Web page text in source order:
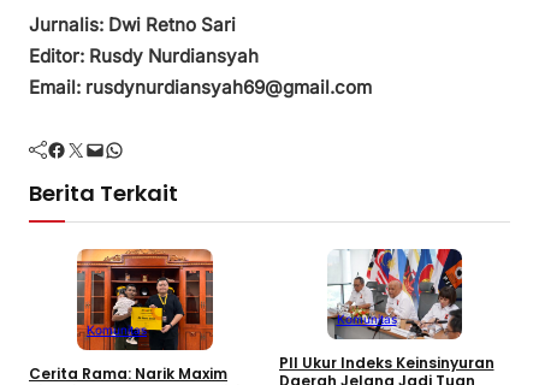
Jurnalis: Dwi Retno Sari
Editor: Rusdy Nurdiansyah
Email: rusdynurdiansyah69@gmail.com
Facebook Twitter Mail WhatsApp
Berita Terkait
Komunitas
Cerita Rama: Narik Maxim
Komunitas
PII Ukur Indeks Keinsinyuran
Daerah Jelang Jadi Tuan